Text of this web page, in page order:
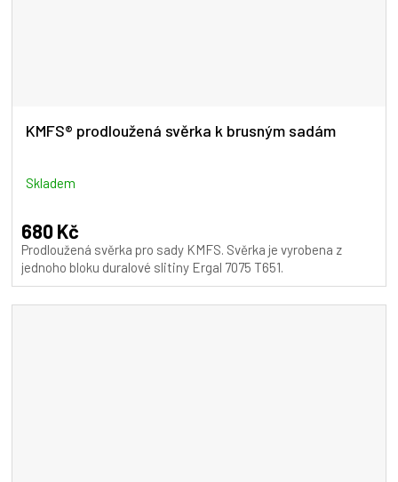
KMFS® prodloužená svěrka k brusným sadám
Skladem
680 Kč
Prodloužená svěrka pro sady KMFS. Svěrka je vyrobena z
jednoho bloku duralové slitiny Ergal 7075 T651.